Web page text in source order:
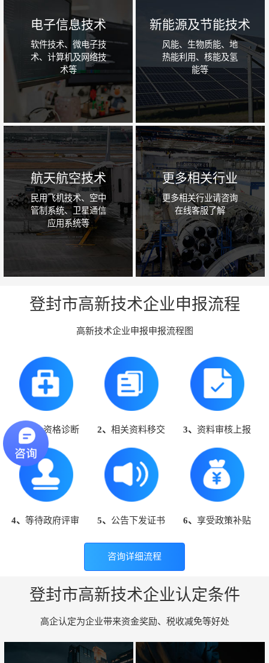
电子信息技术
软件技术、微电子技
术、计算机及网络技
术等
新能源及节能技术
风能、生物质能、地
热能利用、核能及氢
能等
航天航空技术
民用飞机技术、空中
管制系统、卫星通信
应用系统等
更多相关行业
更多相关行业请咨询
在线客服了解
登封市高新技术企业申报流程
高新技术企业申报申报流程图
1、高企资格诊断 2、 相关资料移交 3、 资料审核上报
4、等待政府评审 5、 公告下发证书 6、 享受政策补贴
咨询详细流程
登封市高新技术企业认定条件
高企认定为企业带来资金奖励、税收减免等好处